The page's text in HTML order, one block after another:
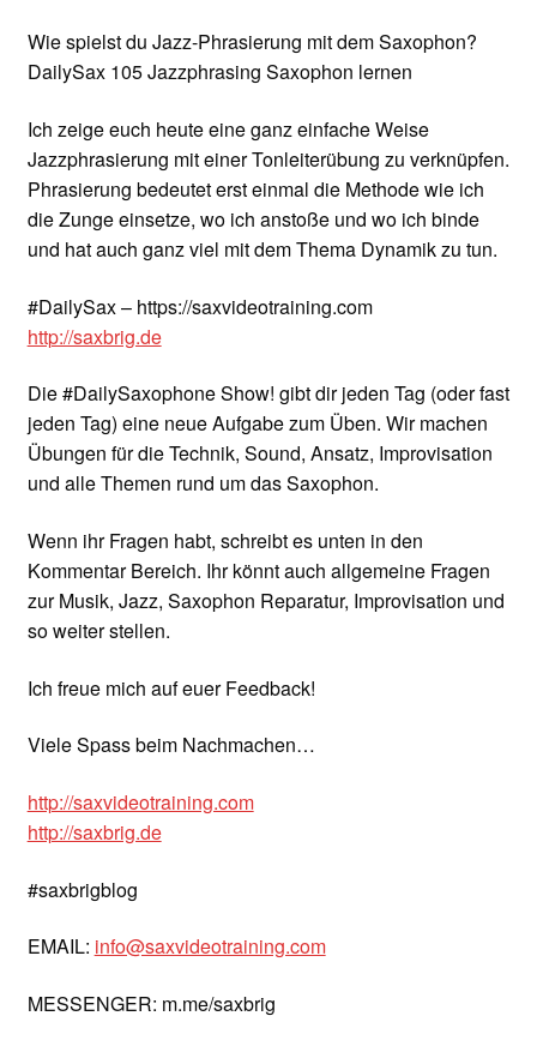
Wie spielst du Jazz-Phrasierung mit dem Saxophon?
DailySax 105 Jazzphrasing Saxophon lernen
Ich zeige euch heute eine ganz einfache Weise
Jazzphrasierung mit einer Tonleiterübung zu verknüpfen.
Phrasierung bedeutet erst einmal die Methode wie ich
die Zunge einsetze, wo ich anstoße und wo ich binde
und hat auch ganz viel mit dem Thema Dynamik zu tun.
#DailySax – https://saxvideotraining.com
http://saxbrig.de
Die #DailySaxophone Show! gibt dir jeden Tag (oder fast
jeden Tag) eine neue Aufgabe zum Üben. Wir machen
Übungen für die Technik, Sound, Ansatz, Improvisation
und alle Themen rund um das Saxophon.
Wenn ihr Fragen habt, schreibt es unten in den
Kommentar Bereich. Ihr könnt auch allgemeine Fragen
zur Musik, Jazz, Saxophon Reparatur, Improvisation und
so weiter stellen.
Ich freue mich auf euer Feedback!
Viele Spass beim Nachmachen…
http://saxvideotraining.com
http://saxbrig.de
#saxbrigblog
EMAIL: info@saxvideotraining.com
MESSENGER: m.me/saxbrig